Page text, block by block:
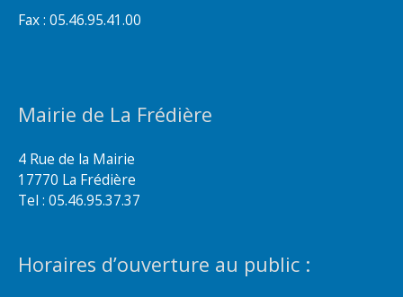
Fax : 05.46.95.41.00
Mairie de La Frédière
4 Rue de la Mairie
17770 La Frédière
Tel : 05.46.95.37.37
Horaires d’ouverture au public :